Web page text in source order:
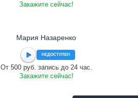
Закажите сейчас!
Мария Назаренко
НЕДОСТУПЕН
От 500 руб. запись до 24 час.
Закажите сейчас!